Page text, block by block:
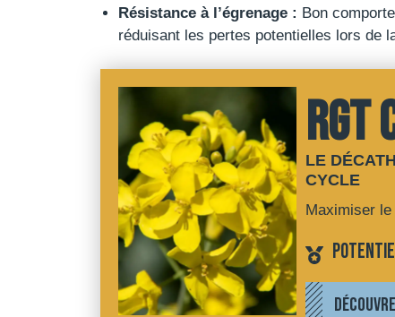
Résistance à l’égrenage : Bon
réduisant les pertes potentielles lors de
RGT
LE
CYCLE
Maximiser